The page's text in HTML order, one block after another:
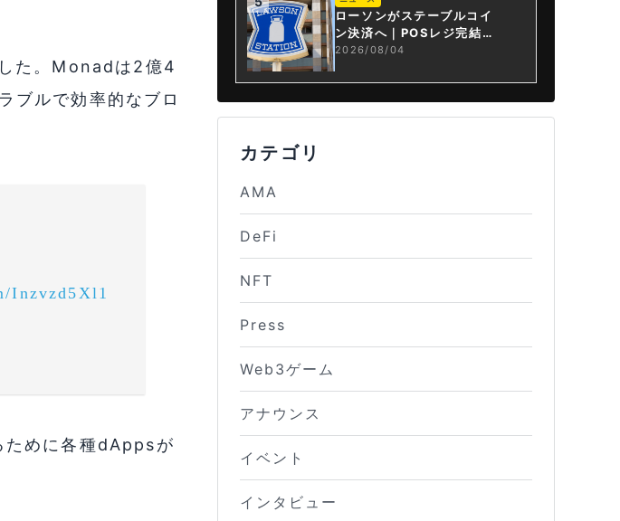
た。Monadは2億4
ブルで効率的なブロ
Inzvzd5Xl1
ために各種dAppsが
ローソンがステーブルコイ
ン決済へ｜POSレジ完結は
国内初
2026/08/04
カテゴリ
AMA
DeFi
NFT
Press
Web3ゲーム
アナウンス
イベント
インタビュー